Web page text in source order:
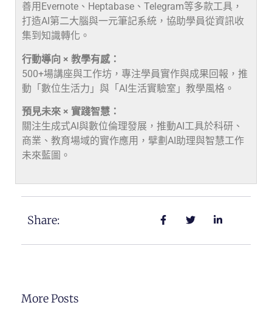
善用Evernote、Heptabase、Telegram等多款工具，
打造AI第二大腦與一元筆記系統，協助學員從資訊收
集到知識轉化。
行動導向 × 教學有感：
500+場講座與工作坊，專注學員實作與成果回報，推
動「數位生活力」與「AI生活實驗室」教學風格。
預見未來 × 實踐智慧：
關注生成式AI與數位倫理發展，推動AI工具於科研、
商業、教育場域的實作應用，擘劃AI助理與智慧工作
未來藍圖。
Share:
More Posts